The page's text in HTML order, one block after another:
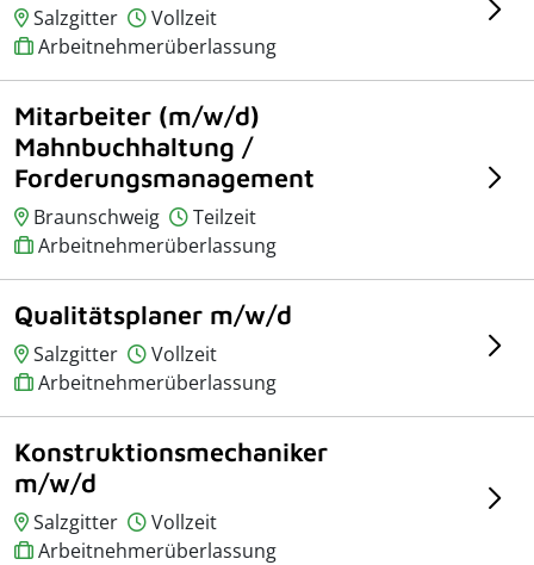
Salzgitter
Vollzeit
Arbeitnehmerüberlassung
Mitarbeiter (m/w/d)
Mahnbuchhaltung /
Forderungsmanagement
Braunschweig
Teilzeit
Arbeitnehmerüberlassung
Qualitätsplaner m/w/d
Salzgitter
Vollzeit
Arbeitnehmerüberlassung
Konstruktionsmechaniker
m/w/d
Salzgitter
Vollzeit
Arbeitnehmerüberlassung